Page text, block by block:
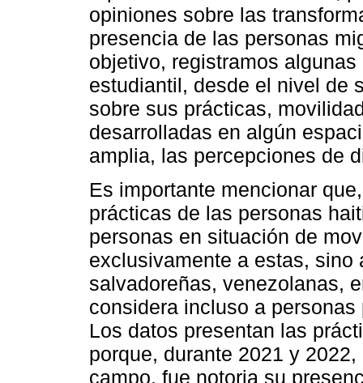
opiniones sobre las
presencia de las personas
objetivo, registramos
estudiantil, desde el nivel de
sobre sus prácticas,
desarrolladas en algún
amplia, las percepciones de
Es importante mencionar
prácticas de las personas
personas en situación de
exclusivamente a estas, sino
salvadoreñas, venezolanas,
considera incluso a
Los datos presentan las
porque, durante 2021 y
campo, fue notoria su